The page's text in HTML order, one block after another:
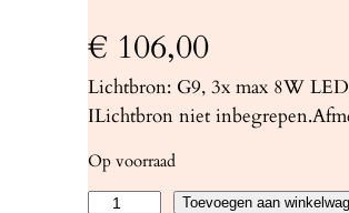
€ 106,00
Lichtbron: G9, 3x max 8W
ILichtbron niet
Op voorraad
Toevoegen aan